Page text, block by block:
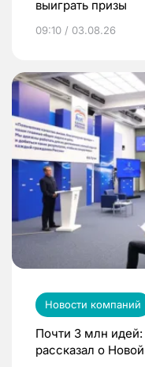
выиграть призы
09:10 / 03.08.26
Новости компаний
Почти 3 млн
рассказал о